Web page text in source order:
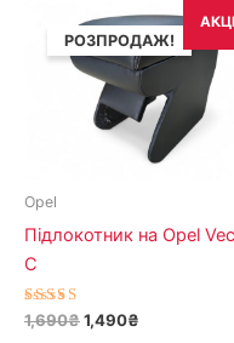
РОЗПРОДАЖ!
Opel
Підлокотник на Opel
C
Оцінено в
5.00
1,690₴
Оригінальна
ціна:
1,690₴.
1,490₴
Поточна
ціна:
1,490₴.